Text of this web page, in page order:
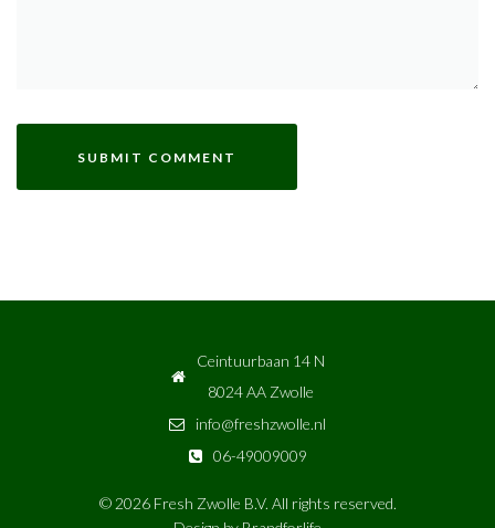
Ceintuurbaan 14 N
8024 AA Zwolle
info@freshzwolle.nl
06-49009009
© 2026 Fresh Zwolle B.V. All rights reserved.